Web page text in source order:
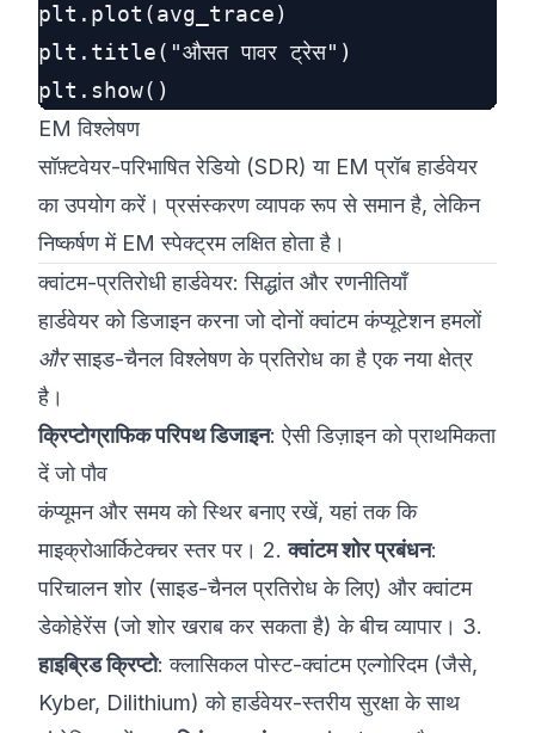
plt.plot(avg_trace)
plt.title("औसत पावर ट्रेस")
EM विश्लेषण
सॉफ़्टवेयर-परिभाषित रेडियो (SDR) या EM प्रॉब हार्डवेयर
का उपयोग करें। प्रसंस्करण व्यापक रूप से समान है, लेकिन
निष्कर्षण में EM स्पेक्ट्रम लक्षित होता है।
क्वांटम-प्रतिरोधी हार्डवेयर: सिद्धांत और रणनीतियाँ
हार्डवेयर को डिजाइन करना जो दोनों क्वांटम कंप्यूटेशन हमलों
औरसाइड-चैनल विश्लेषण के प्रतिरोध का है एक नया क्षेत्र
है।
क्रिप्टोग्राफिक परिपथ डिजाइन: ऐसी डिज़ाइन को प्राथमिकता
दें जो पौव
कंप्यूमन और समय को स्थिर बनाए रखें, यहां तक कि
माइक्रोआर्किटेक्चर स्तर पर। 2.क्वांटम शोर प्रबंधन:
परिचालन शोर (साइड-चैनल प्रतिरोध के लिए) और क्वांटम
डेकोहेरेंस (जो शोर खराब कर सकता है) के बीच व्यापार। 3.
हाइब्रिड क्रिप्टो: क्लासिकल पोस्ट-क्वांटम एल्गोरिदम (जैसे,
Kyber, Dilithium) को हार्डवेयर-स्तरीय सुरक्षा के साथ